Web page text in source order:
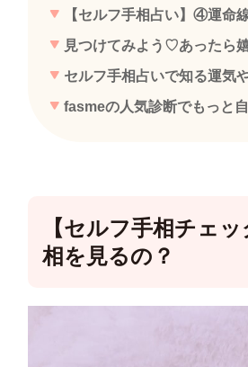
【セルフ手相占い】④運命
見つけてみよう♡あったら
セルフ手相占いで知る運気
fasmeの人気診断でもっと
【セルフ手相チェ
相を見るの？